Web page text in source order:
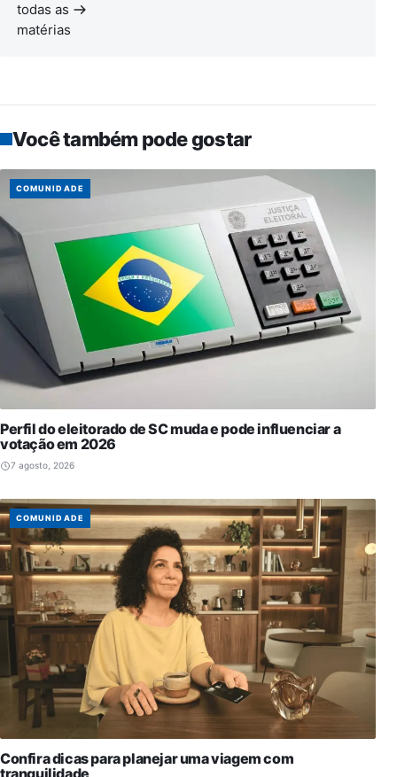
todas as
matérias
Você também pode gostar
COMUNIDADE
Perfil do eleitorado de SC muda e pode influenciar a
votação em 2026
7 agosto, 2026
COMUNIDADE
Confira dicas para planejar uma viagem com
tranquilidade